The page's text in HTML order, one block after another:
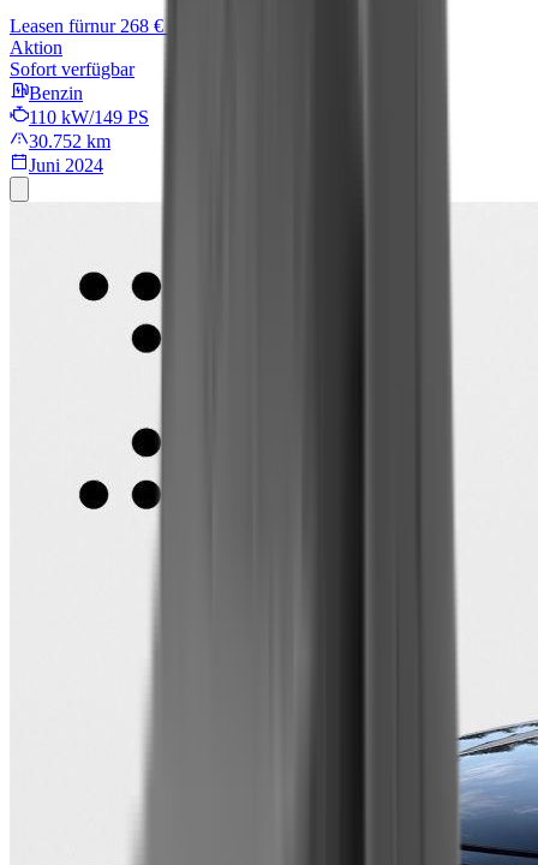
Leasen fürnur 268 € mtl.
Aktion
Sofort verfügbar
Benzin
110 kW/149 PS
30.752 km
Juni 2024